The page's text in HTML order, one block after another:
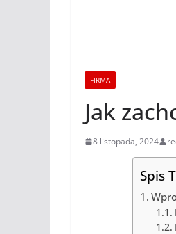
FIRMA
Jak
8 listopada, 2024
Spis